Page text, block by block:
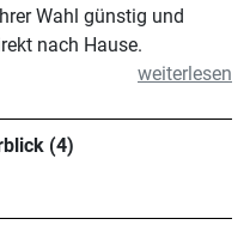
Wahl günstig und
nach Hause.
weiterlesen
(4)